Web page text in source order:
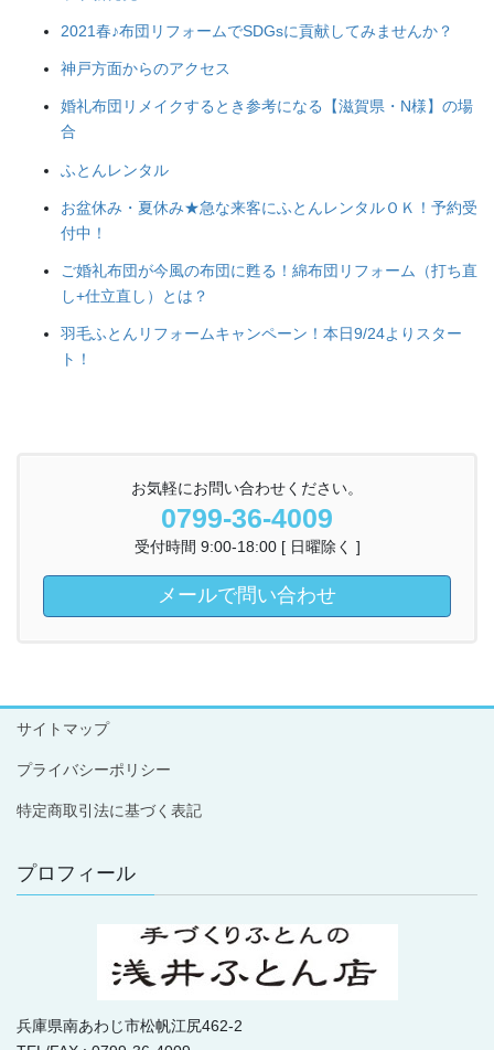
2021春♪布団リフォームでSDGsに貢献してみませんか？
神戸方面からのアクセス
婚礼布団リメイクするとき参考になる【滋賀県・N様】の場
合
ふとんレンタル
お盆休み・夏休み★急な来客にふとんレンタルＯＫ！予約受
付中！
ご婚礼布団が今風の布団に甦る！綿布団リフォーム（打ち直
し+仕立直し）とは？
羽毛ふとんリフォームキャンペーン！本日9/24よりスター
ト！
お気軽にお問い合わせください。
0799-36-4009
受付時間 9:00-18:00 [ 日曜除く ]
メールで問い合わせ
サイトマップ
プライバシーポリシー
特定商取引法に基づく表記
プロフィール
兵庫県南あわじ市松帆江尻462-2